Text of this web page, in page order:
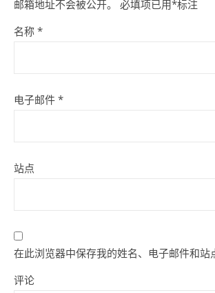
邮箱地址不会被公开。 必填项已用*标注
名称 *
电子邮件 *
站点
在此浏览器中保存我的姓名、电子邮件和站
评论